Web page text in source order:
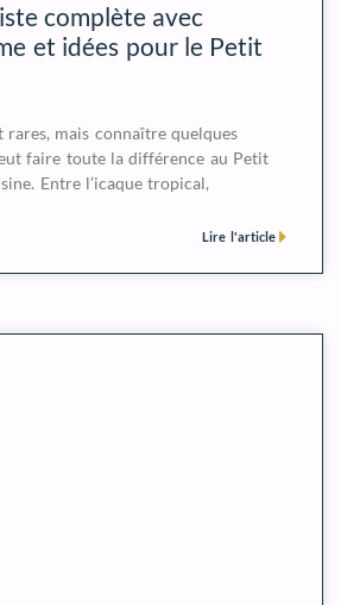
complète avec
et idées pour le Petit
rares, mais connaître quelques
faire toute la différence au Petit
Entre l’icaque tropical,
Lire l'article